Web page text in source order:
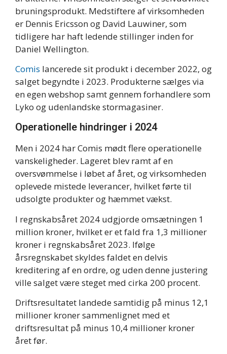
bruningsprodukt. Medstiftere af virksomheden
er Dennis Ericsson og David Lauwiner, som
tidligere har haft ledende stillinger inden for
Daniel Wellington.
Comis lancerede sit produkt i december 2022, og
salget begyndte i 2023. Produkterne sælges via
en egen webshop samt gennem forhandlere som
Lyko og udenlandske stormagasiner.
Operationelle hindringer i 2024
Men i 2024 har Comis mødt flere operationelle
vanskeligheder. Lageret blev ramt af en
oversvømmelse i løbet af året, og virksomheden
oplevede mistede leverancer, hvilket førte til
udsolgte produkter og hæmmet vækst.
I regnskabsåret 2024 udgjorde omsætningen 1
million kroner, hvilket er et fald fra 1,3 millioner
kroner i regnskabsåret 2023. Ifølge
årsregnskabet skyldes faldet en delvis
kreditering af en ordre, og uden denne justering
ville salget være steget med cirka 200 procent.
Driftsresultatet landede samtidig på minus 12,1
millioner kroner sammenlignet med et
driftsresultat på minus 10,4 millioner kroner
året før.